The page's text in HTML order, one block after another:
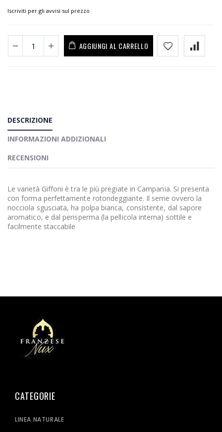
Iscriviti per gli avvisi sul prezzo
AGGIUNGI AL CARRELLO
DESCRIZIONE
INFORMAZIONI ADDIZIONALI
RECENSIONI
Le varietà Giffoni è tra le più pregiate in Campania. Si presenta
con forma perfettamente rotondeggiante. Il seme ovvero la
nocciola sgusciata, ha polpa bianca, consistente, dal sapore
aromatico, e dal perisperma (la pellicola interna) sottile e
facilmente staccabile
CATEGORIE
LINEA NATURALE